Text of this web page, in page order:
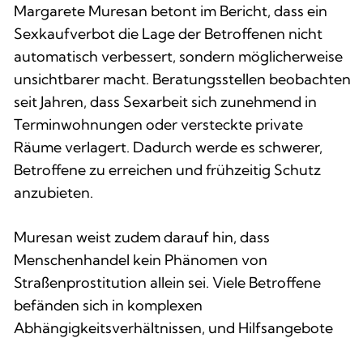
Margarete Muresan betont im Bericht, dass ein
Sexkaufverbot die Lage der Betroffenen nicht
automatisch verbessert, sondern möglicherweise
unsichtbarer macht. Beratungsstellen beobachten
seit Jahren, dass Sexarbeit sich zunehmend in
Terminwohnungen oder versteckte private
Räume verlagert. Dadurch werde es schwerer,
Betroffene zu erreichen und frühzeitig Schutz
anzubieten.
Muresan weist zudem darauf hin, dass
Menschenhandel kein Phänomen von
Straßenprostitution allein sei. Viele Betroffene
befänden sich in komplexen
Abhängigkeitsverhältnissen, und Hilfsangebote